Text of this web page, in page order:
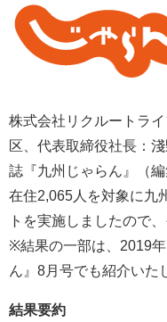
株式会社リクルートラ
区、代表取締役社長：
誌『九州じゃらん』（
在住2,065人を対象に九
トを実施しましたので
※結果の一部は、2019
ん』8月号でも紹介いた
結果要約